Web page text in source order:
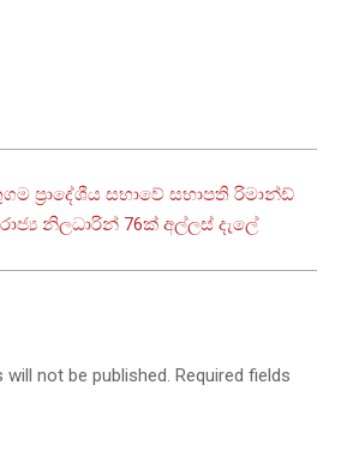
ප්‍රාදේශීය සභාවේ සභාපති රිමාන්ඩ්
රාජ්‍ය නිලධාරින් 76ක් අල්ලස් දැලේ
not be published. Required fields